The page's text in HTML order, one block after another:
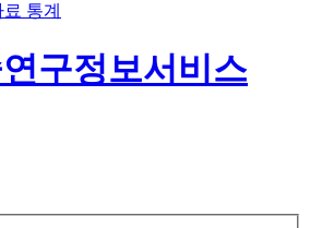
통계